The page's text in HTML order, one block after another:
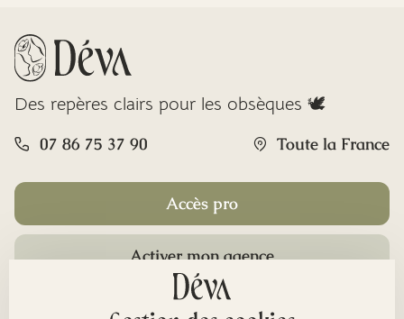
Des repères clairs pour les obsèques 🕊️
07 86 75 37 90 Toute la France
Accès pro
Activer mon agence